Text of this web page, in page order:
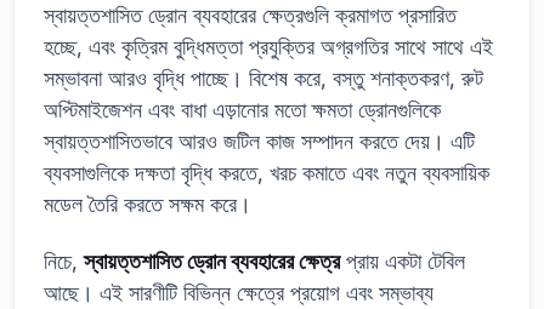
স্বায়ত্তশাসিত ড্রোন ব্যবহারের ক্ষেত্রগুলি ক্রমাগত প্রসারিত
হচ্ছে, এবং কৃত্রিম বুদ্ধিমত্তা প্রযুক্তির অগ্রগতির সাথে সাথে এই
সম্ভাবনা আরও বৃদ্ধি পাচ্ছে। বিশেষ করে, বস্তু শনাক্তকরণ, রুট
অপ্টিমাইজেশন এবং বাধা এড়ানোর মতো ক্ষমতা ড্রোনগুলিকে
স্বায়ত্তশাসিতভাবে আরও জটিল কাজ সম্পাদন করতে দেয়। এটি
ব্যবসাগুলিকে দক্ষতা বৃদ্ধি করতে, খরচ কমাতে এবং নতুন ব্যবসায়িক
মডেল তৈরি করতে সক্ষম করে।
নিচে,স্বায়ত্তশাসিত ড্রোন ব্যবহারের ক্ষেত্রপ্রায় একটা টেবিল
আছে। এই সারণীটি বিভিন্ন ক্ষেত্রে প্রয়োগ এবং সম্ভাব্য